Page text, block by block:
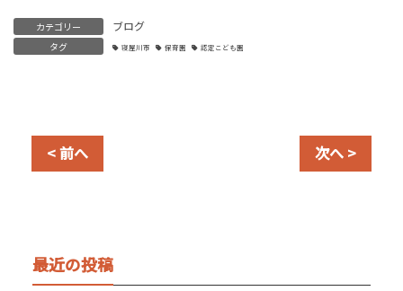
カテゴリー ブログ
タグ 寝屋川市 保育園 認定こども園
< 前へ 次へ >
最近の投稿